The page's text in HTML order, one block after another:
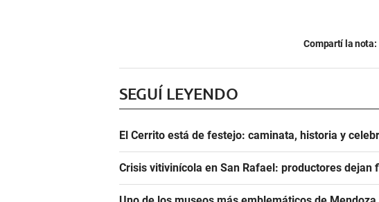
Compartí la nota:
SEGUÍ LEYENDO
El Cerrito está de festejo: caminata, historia y
Crisis vitivinícola en San Rafael: productores